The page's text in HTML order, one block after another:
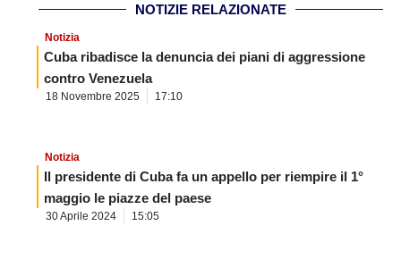
NOTIZIE RELAZIONATE
Notizia
Cuba ribadisce la denuncia dei piani di aggressione
contro Venezuela
18 Novembre 2025 17:10
Notizia
Il presidente di Cuba fa un appello per riempire il 1°
maggio le piazze del paese
30 Aprile 2024 15:05